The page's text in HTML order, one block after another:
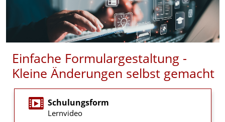
Einfache Formulargestaltung -
Kleine Änderungen selbst gemacht
Schulungsform
Lernvideo